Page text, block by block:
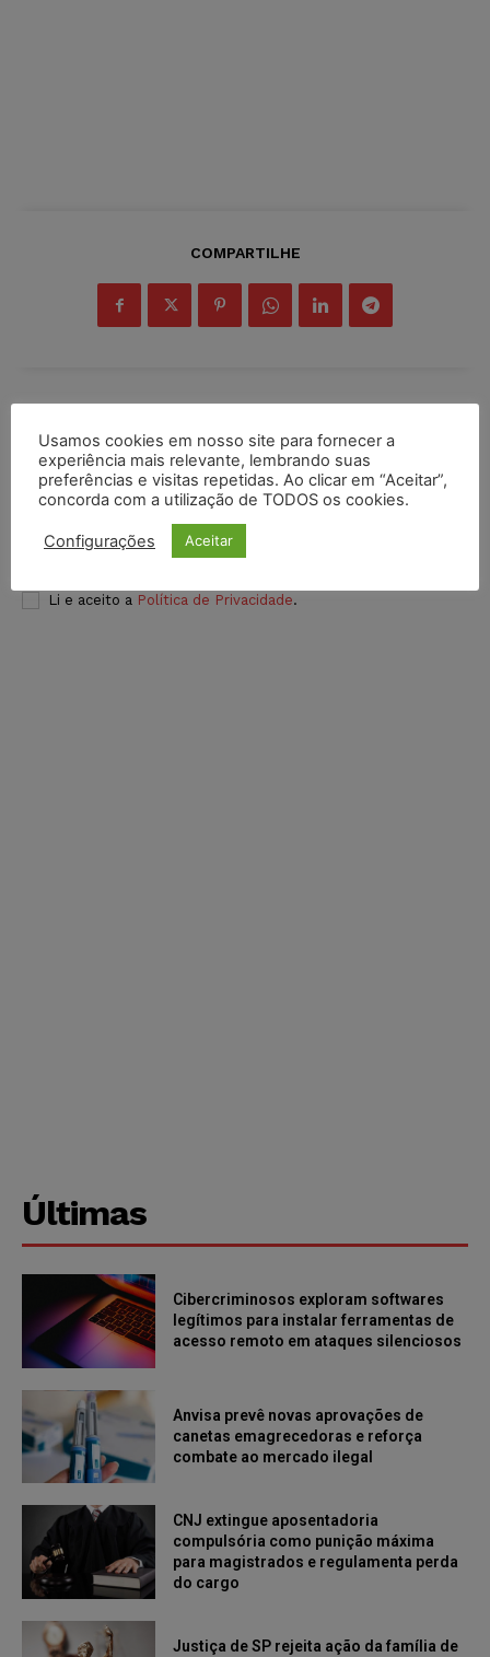
COMPARTILHE
INSCREVER
Li e aceito a Política de Privacidade.
Últimas
Cibercriminosos exploram softwares
legítimos para instalar ferramentas de
acesso remoto em ataques silenciosos
Anvisa prevê novas aprovações de
canetas emagrecedoras e reforça
combate ao mercado ilegal
CNJ extingue aposentadoria
compulsória como punição máxima
para magistrados e regulamenta perda
do cargo
Justiça de SP rejeita ação da família de
Usamos cookies em nosso site para fornecer a
experiência mais relevante, lembrando suas
preferências e visitas repetidas. Ao clicar em “Aceitar”,
concorda com a utilização de TODOS os cookies.
Configurações Aceitar